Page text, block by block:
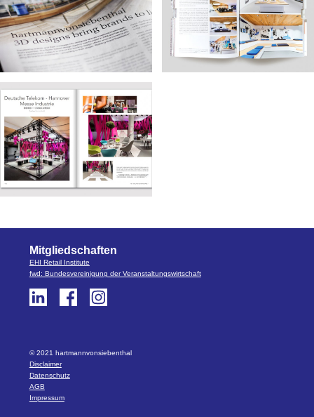
Mitgliedschaften
EHI Retail Institute
fwd: Bundesvereinigung der Veranstaltungswirtschaft
Disclaimer
Datenschutz
AGB
Impressum